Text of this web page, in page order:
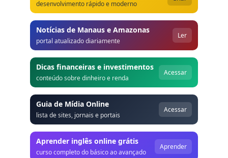
desenvolvimento rápido e moderno
Notícias de Manaus e Amazonas
portal atualizado diariamente
Ler
Dicas financeiras e investimentos
conteúdo sobre dinheiro e renda
Acessar
Guia de Mídia Online
lista de sites, jornais e portais
Acessar
Aprender inglês online grátis
curso completo do básico ao avançado
Aprender